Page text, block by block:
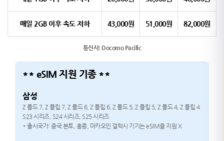
매일 2GB 이후 속도 저하 43,000원 51,000원 82,000원
통신사: Docomo Pacific
** eSIM 지원 기종 **
삼성
Z 폴드 7, Z 플립 7, Z 폴드 6, Z 플립 6, Z 폴드 5, Z 플립 5, Z 폴드 4, Z 플립 4
S23 시리즈, S24 시리즈, S25 시리즈
* 출시국가: 중국 본토, 홍콩, 마카오인 갤럭시 기기는 eSIM을 지원 X